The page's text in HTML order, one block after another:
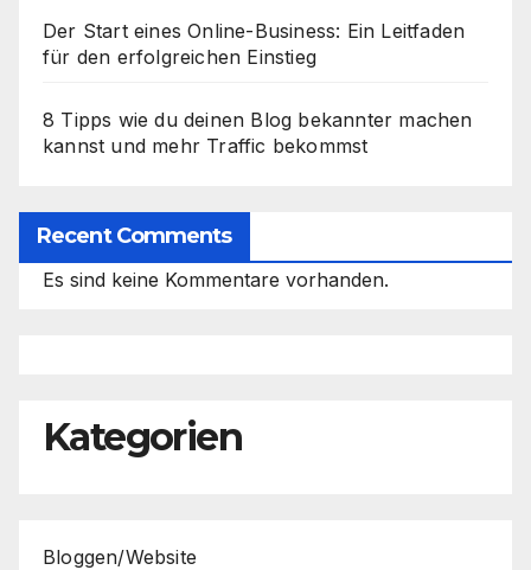
Der Start eines Online-Business: Ein Leitfaden
für den erfolgreichen Einstieg
8 Tipps wie du deinen Blog bekannter machen
kannst und mehr Traffic bekommst
Recent Comments
Es sind keine Kommentare vorhanden.
Kategorien
Bloggen/Website